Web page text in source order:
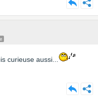
curieuse aussi...